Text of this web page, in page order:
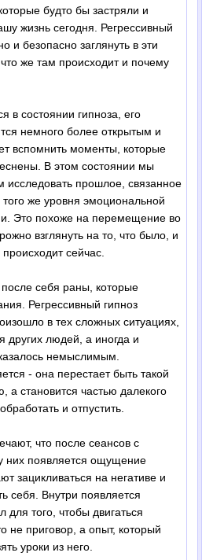
будто бы застряли и
жизнь сегодня. Регрессивный
и безопасно заглянуть в эти
же там происходит и почему
в состоянии гипноза, его
немного более открытым и
вспомнить моменты, которые
В этом состоянии мы
исследовать прошлое, связанное
же уровня эмоциональной
Это похоже на перемещение во
взглянуть на то, что было, и
сейчас.
себя раны, которые
Регрессивный гипноз
в тех сложных ситуациях,
других людей, а иногда и
немыслимым.
- она перестает быть такой
а становится частью далекого
и отпустить.
что после сеансов с
них появляется ощущение
зацикливаться на негативе и
себя. Внутри появляется
для того, чтобы двигаться
не приговор, а опыт, который
уроки из него.